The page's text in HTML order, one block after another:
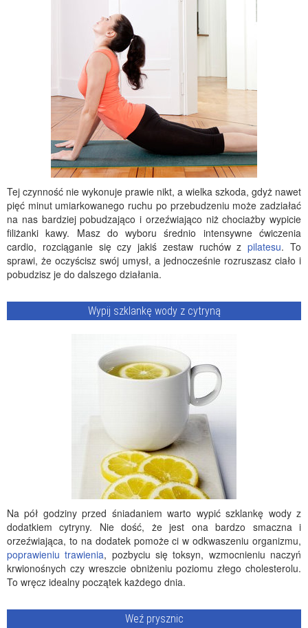
Tej czynność nie wykonuje prawie nikt, a wielka szkoda, gdyż nawet
pięć minut umiarkowanego ruchu po przebudzeniu może zadziałać
na nas bardziej pobudzająco i orzeźwiająco niż chociażby wypicie
filiżanki kawy. Masz do wyboru średnio intensywne ćwiczenia
cardio, rozciąganie się czy jakiś zestaw ruchów zpilatesu. To
sprawi, że oczyścisz swój umysł, a jednocześnie rozruszasz ciało i
pobudzisz je do dalszego działania.
Wypij szklankę wody z cytryną
Na pół godziny przed śniadaniem warto wypić szklankę wody z
dodatkiem cytryny. Nie dość, że jest ona bardzo smaczna i
orzeźwiająca, to na dodatek pomoże ci w odkwaszeniu organizmu,
poprawieniu trawienia, pozbyciu się toksyn, wzmocnieniu naczyń
krwionośnych czy wreszcie obniżeniu poziomu złego cholesterolu.
To wręcz idealny początek każdego dnia.
Weź prysznic